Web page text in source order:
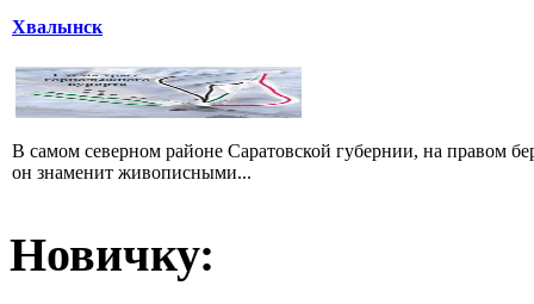
Хвалынск
В самом северном районе Саратовской губернии, на правом
он знаменит живописными...
Новичку: